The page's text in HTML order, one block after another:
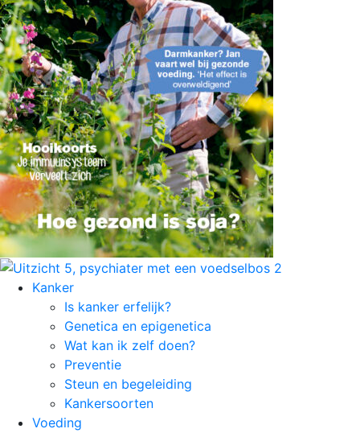
Kanker
Is kanker erfelijk?
Genetica en epigenetica
Wat kan ik zelf doen?
Preventie
Steun en begeleiding
Kankersoorten
Voeding